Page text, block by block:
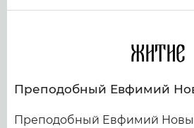
Житие
Преподобный Евфимий
Преподобный Евфимий